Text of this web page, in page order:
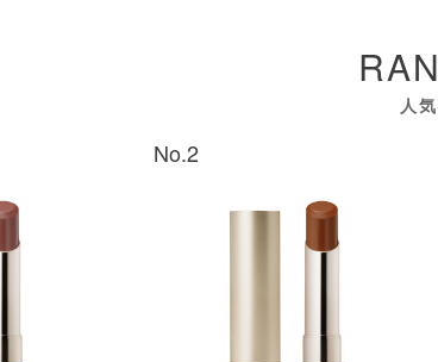
人
No.2